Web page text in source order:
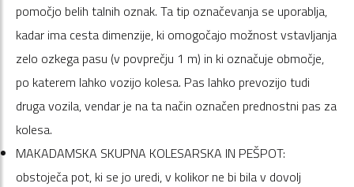
pomočjo belih talnih oznak. Ta tip označevanja se uporablja,
kadar ima cesta dimenzije, ki omogočajo možnost vstavljanja
zelo ozkega pasu (v povprečju 1 m) in ki označuje območje,
po katerem lahko vozijo kolesa. Pas lahko prevozijo tudi
druga vozila, vendar je na ta način označen prednostni pas za
kolesa.
MAKADAMSKA SKUPNA KOLESARSKA IN PEŠPOT:
obstoječa pot, ki se jo uredi, v kolikor ne bi bila v dovolj